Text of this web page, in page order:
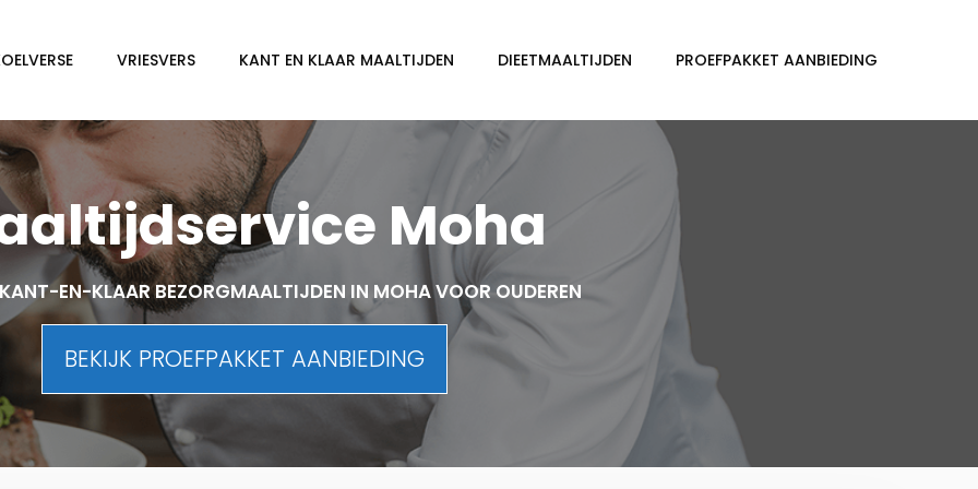
VRIESVERS KANT EN KLAAR MAALTIJDEN DIEETMAALTIJDEN PROEFPAKKET AANBIEDING
Moha
EN-KLAAR BEZORGMAALTIJDEN IN MOHA VOOR OUDEREN
BEKIJK PROEFPAKKET AANBIEDING